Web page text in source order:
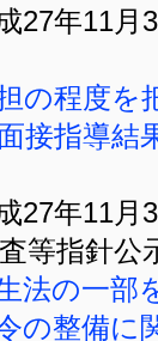
27年11
の程度を
接指導結
27年11
等指針公
法の一部
の整備に